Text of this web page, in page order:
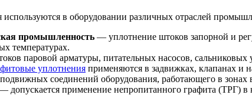
в оборудовании различных отраслей
промышленность — уплотнение штоков запорной и
температурах.
паровой арматуры, питательных насосов, сальниковых
уплотнения применяются в задвижках, клапанах и
соединений оборудования, работающего в зонах
допускается применение непропитанного графита (ТРГ)